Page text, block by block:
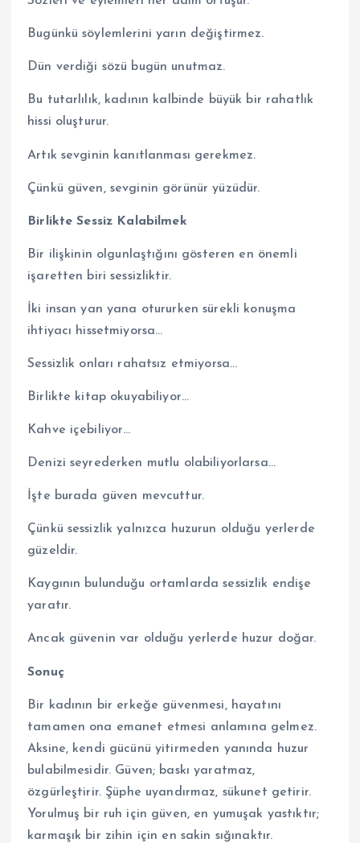
Bugünkü söylemlerini yarın değiştirmez.
Dün verdiği sözü bugün unutmaz.
Bu tutarlılık, kadının kalbinde büyük bir rahatlık
hissi oluşturur.
Artık sevginin kanıtlanması gerekmez.
Çünkü güven, sevginin görünür yüzüdür.
Birlikte Sessiz Kalabilmek
Bir ilişkinin olgunlaştığını gösteren en önemli
işaretten biri sessizliktir.
İki insan yan yana otururken sürekli konuşma
ihtiyacı hissetmiyorsa…
Sessizlik onları rahatsız etmiyorsa…
Birlikte kitap okuyabiliyor…
Kahve içebiliyor…
Denizi seyrederken mutlu olabiliyorlarsa…
İşte burada güven mevcuttur.
Çünkü sessizlik yalnızca huzurun olduğu yerlerde
güzeldir.
Kaygının bulunduğu ortamlarda sessizlik endişe
yaratır.
Ancak güvenin var olduğu yerlerde huzur doğar.
Sonuç
Bir kadının bir erkeğe güvenmesi, hayatını
tamamen ona emanet etmesi anlamına gelmez.
Aksine, kendi gücünü yitirmeden yanında huzur
bulabilmesidir. Güven; baskı yaratmaz,
özgürleştirir. Şüphe uyandırmaz, sükunet getirir.
Yorulmuş bir ruh için güven, en yumuşak yastıktır;
karmaşık bir zihin için en sakin sığınaktır.